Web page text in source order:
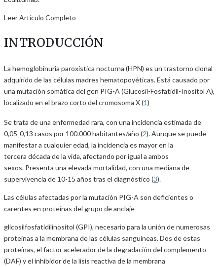
Leer Artículo Completo
INTRODUCCIÓN
La hemoglobinuria paroxística nocturna (HPN) es un trastorno clonal
adquirido de las células madres hematopoyéticas. Está causado por
una mutación somática del gen PIG-A (Glucosil-Fosfatidil-Inositol A),
localizado en el brazo corto del cromosoma X (1)
Se trata de una enfermedad rara, con una incidencia estimada de
0,05-0,13 casos por 100.000 habitantes/año (2). Aunque se puede
manifestar a cualquier edad, la incidencia es mayor en la
tercera década de la vida, afectando por igual a ambos
sexos. Presenta una elevada mortalidad, con una mediana de
supervivencia de 10-15 años tras el diagnóstico (3).
Las células afectadas por la mutación PIG-A son deficientes o
carentes en proteínas del grupo de anclaje
glicosilfosfatidilinositol (GPI), necesario para la unión de numerosas
proteínas a la membrana de las células sanguíneas. Dos de estas
proteínas, el factor acelerador de la degradación del complemento
(DAF) y el inhibidor de la lisis reactiva de la membrana